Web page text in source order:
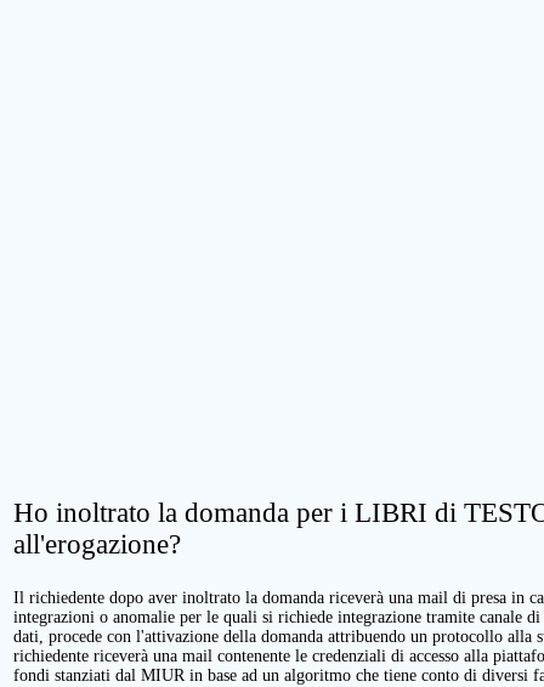
Ho inoltrato la domanda per i LIBRI di
all'erogazione?
Il richiedente dopo aver inoltrato la domanda riceverà una mail di presa in
integrazioni o anomalie per le quali si richiede integrazione tramite canale
dati, procede con l'attivazione della domanda attribuendo un protocollo alla
richiedente riceverà una mail contenente le credenziali di accesso alla
fondi stanziati dal MIUR in base ad un algoritmo che tiene conto di diversi